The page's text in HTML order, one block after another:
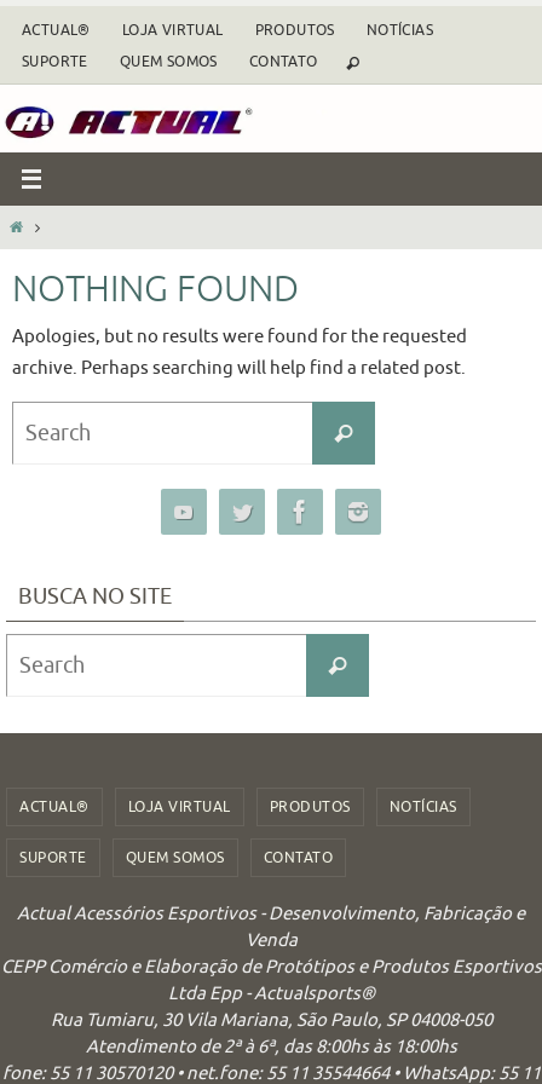
Skip
content
ACTUAL® LOJA VIRTUAL PRODUTOS
NOTÍCIAS
SUPORTE
QUEM SOMOS CONTATO
HOME
NOTHING FOUND
Apologies, but no results were found for the requested
archive. Perhaps searching will help find a related post.
Search
BUSCA NO SITE
Search
ACTUAL® LOJA VIRTUAL PRODUTOS NOTÍCIAS
SUPORTE QUEM SOMOS CONTATO
Actual Acessórios Esportivos - Desenvolvimento, Fabricação e
Venda
CEPP Comércio e Elaboração de Protótipos e Produtos Esportivos
Ltda Epp - Actualsports®
Rua Tumiaru, 30 Vila Mariana, São Paulo, SP 04008-050
Atendimento de 2ª à 6ª, das 8:00hs às 18:00hs
fone: 55 11 30570120 • net.fone: 55 11 35544664 • WhatsApp: 55 11